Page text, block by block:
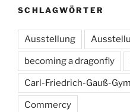
SCHLAGWÖRTER
Ausstellung
becoming a dragonfly
Carl-Friedrich-Gauß-
Commercy